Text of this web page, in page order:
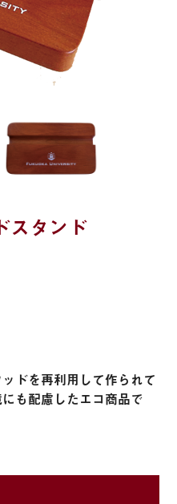
スタンド
ドを再利用して作られて
も配慮したエコ商品で